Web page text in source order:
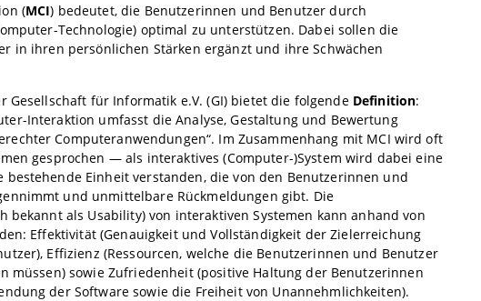
(MCI) bedeutet, die Benutzerinnen und Benutzer durch
Technologie) optimal zu unterstützen. Dabei sollen die
in ihren persönlichen Stärken ergänzt und ihre Schwächen
Gesellschaft für Informatik e.V. (GI) bietet die folgende Definition:
Interaktion umfasst die Analyse, Gestaltung und Bewertung
Computeranwendungen“. Im Zusammenhang mit MCI wird oft
gesprochen — als interaktives (Computer-)System wird dabei eine
bestehende Einheit verstanden, die von den Benutzerinnen und
und unmittelbare Rückmeldungen gibt. Die
bekannt als Usability) von interaktiven Systemen kann anhand von
Effektivität (Genauigkeit und Vollständigkeit der Zielerreichung
Effizienz (Ressourcen, welche die Benutzerinnen und Benutzer
müssen) sowie Zufriedenheit (positive Haltung der Benutzerinnen
der Software sowie die Freiheit von Unannehmlichkeiten).